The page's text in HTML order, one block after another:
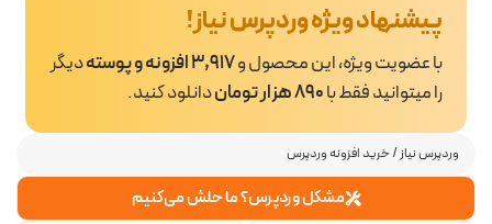
وردپرس نیاز/خرید افزونه وردپرس
مشکل وردپرس؟ ما حلش می‌کنیم
پیشنهاد ویژه وردپرس نیاز!
با عضویت ویژه، این محصول و3,917 افزونه و پوسته
دیگر
را میتوانید فقط با890 هزار تومان دانلود کنید.